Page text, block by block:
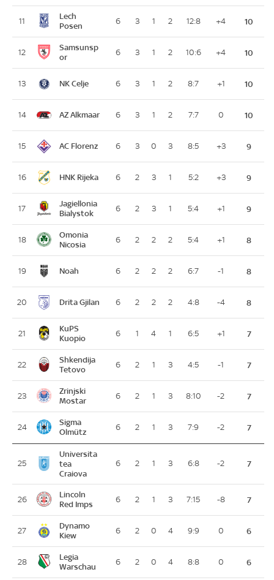
11
Lech
Posen
6 3 1 2 12:8 +4 10
12
Samsunsp
or
6 3 1 2 10:6 +4 10
13 NK Celje 6 3 1 2 8:7 +1 10
14 AZ Alkmaar 6 3 1 2 7:7 0 10
15 AC Florenz 6 3 0 3 8:5 +3 9
16 HNK Rijeka 6 2 3 1 5:2 +3 9
17
Jagiellonia
Bialystok
6 2 3 1 5:4 +1 9
18
Omonia
Nicosia
6 2 2 2 5:4 +1 8
19 Noah 6 2 2 2 6:7 -1 8
20 Drita Gjilan 6 2 2 2 4:8 -4 8
21
KuPS
Kuopio
6 1 4 1 6:5 +1 7
22
Shkendija
Tetovo
6 2 1 3 4:5 -1 7
23
Zrinjski
Mostar
6 2 1 3 8:10 -2 7
24
Sigma
Olmütz
6 2 1 3 7:9 -2 7
25
Universita
tea
Craiova
6 2 1 3 6:8 -2 7
26
Lincoln
Red Imps
6 2 1 3 7:15 -8 7
27
Dynamo
Kiew
6 2 0 4 9:9 0 6
28
Legia
Warschau
6 2 0 4 8:8 0 6